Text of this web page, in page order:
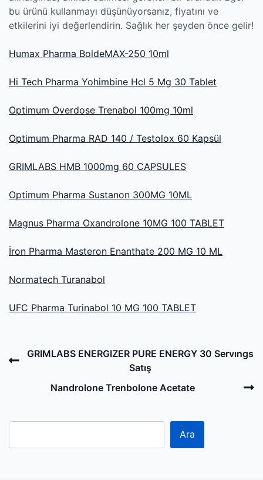
bu ürünü kullanmayı düşünüyorsanız, fiyatını ve
etkilerini iyi değerlendirin. Sağlık her şeyden önce gelir!
Humax Pharma BoldeMAX-250 10ml
Hi Tech Pharma Yohimbine Hcl 5 Mg 30 Tablet
Optimum Overdose Trenabol 100mg 10ml
Optimum Pharma RAD 140 / Testolox 60 Kapsül
GRIMLABS HMB 1000mg 60 CAPSULES
Optimum Pharma Sustanon 300MG 10ML
Magnus Pharma Oxandrolone 10MG 100 TABLET
İron Pharma Masteron Enanthate 200 MG 10 ML
Normatech Turanabol
UFC Pharma Turinabol 10 MG 100 TABLET
Post
Previous
GRIMLABS ENERGIZER PURE ENERGY 30 Servıngs
Satış
Nandrolone Trenbolone Acetate
Ara